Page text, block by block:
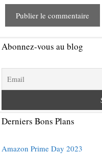
Abonnez-vous au blog
Derniers Bons Plans
Amazon Prime Day 2023